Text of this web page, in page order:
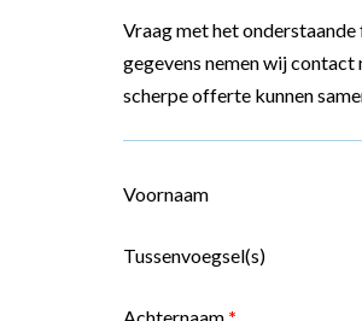
Vraag met het
gegevens nemen wij contact
scherpe offerte kunnen
Voornaam
Tussenvoegsel(s)